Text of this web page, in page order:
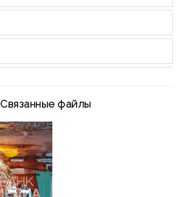
Связанные файлы